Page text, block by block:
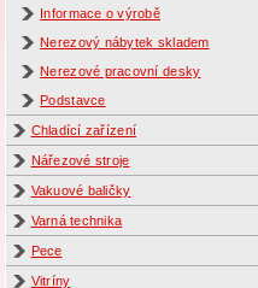
Informace o výrobě
Nerezový nábytek skladem
Nerezové pracovní desky
Podstavce
Chladící zařízení
Nářezové stroje
Vakuové baličky
Varná technika
Pece
Vitríny